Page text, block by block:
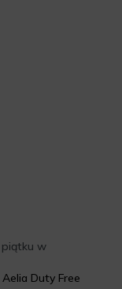
piątku w
Duty Free